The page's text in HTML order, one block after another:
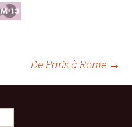
De Paris à Rome →